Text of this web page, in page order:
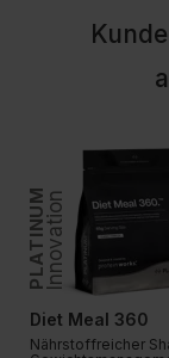
PLATINUMInnovation
Diet Meal 360
Nährstoffreicher